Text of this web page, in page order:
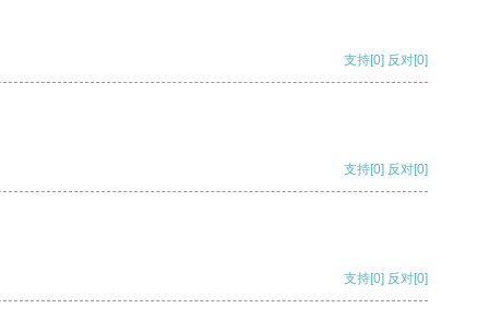
支持[0] 反对[0]
支持[0] 反对[0]
支持[0] 反对[0]